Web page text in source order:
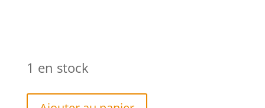
36,00 €.
1 en stock
quantité